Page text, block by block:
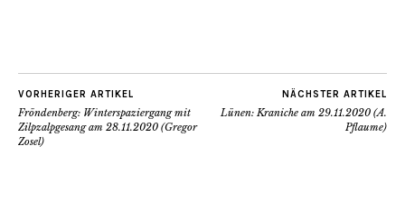
VORHERIGER ARTIKEL
Fröndenberg: Winterspaziergang mit
Zilpzalpgesang am 28.11.2020 (Gregor
Zosel)
NÄCHSTER ARTIKEL
Lünen: Kraniche am 29.11.2020 (A.
Pflaume)